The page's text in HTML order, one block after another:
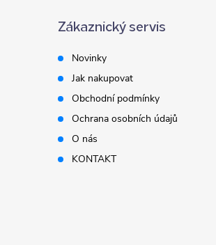
Zákaznický servis
Novinky
Jak nakupovat
Obchodní podmínky
Ochrana osobních údajů
O nás
KONTAKT